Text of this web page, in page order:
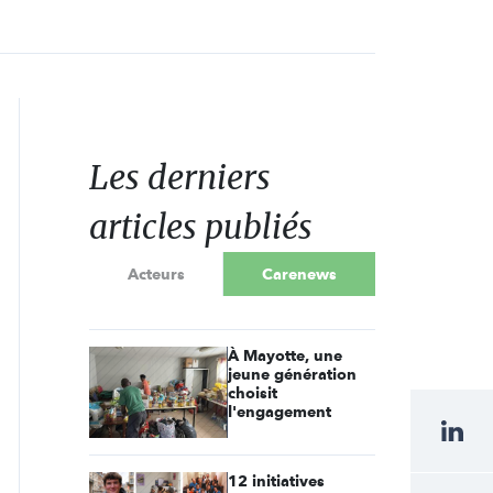
Les derniers
articles publiés
Acteurs Carenews
À Mayotte, une
jeune génération
choisit
l'engagement
12 initiatives